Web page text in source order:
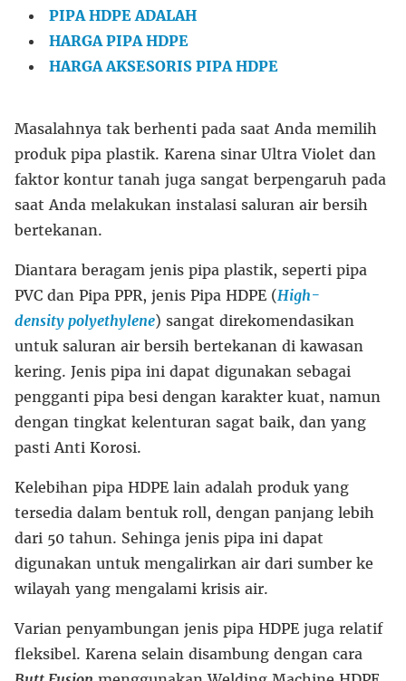
PIPA HDPE ADALAH
HARGA PIPA HDPE
HARGA AKSESORIS PIPA HDPE
Masalahnya tak berhenti pada saat Anda memilih
produk pipa plastik. Karena sinar Ultra Violet dan
faktor kontur tanah juga sangat berpengaruh pada
saat Anda melakukan instalasi saluran air bersih
bertekanan.
Diantara beragam jenis pipa plastik, seperti pipa
PVC dan Pipa PPR, jenis Pipa HDPE (High-
density polyethylene) sangat direkomendasikan
untuk saluran air bersih bertekanan di kawasan
kering. Jenis pipa ini dapat digunakan sebagai
pengganti pipa besi dengan karakter kuat, namun
dengan tingkat kelenturan sagat baik, dan yang
pasti Anti Korosi.
Kelebihan pipa HDPE lain adalah produk yang
tersedia dalam bentuk roll, dengan panjang lebih
dari 50 tahun. Sehinga jenis pipa ini dapat
digunakan untuk mengalirkan air dari sumber ke
wilayah yang mengalami krisis air.
Varian penyambungan jenis pipa HDPE juga relatif
fleksibel. Karena selain disambung dengan cara